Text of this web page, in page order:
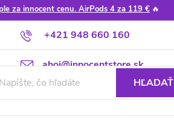
za innocent cenu. AirPods 4 za 119 € 🔥
+421 948 660 160
ahoj@innocentstore.sk
Poradňa Apple návody a tipy
HĽADAŤ